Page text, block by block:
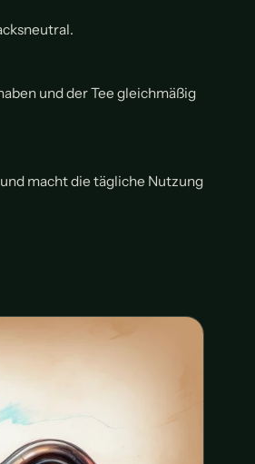
und der Tee gleichmäßig
macht die tägliche Nutzung